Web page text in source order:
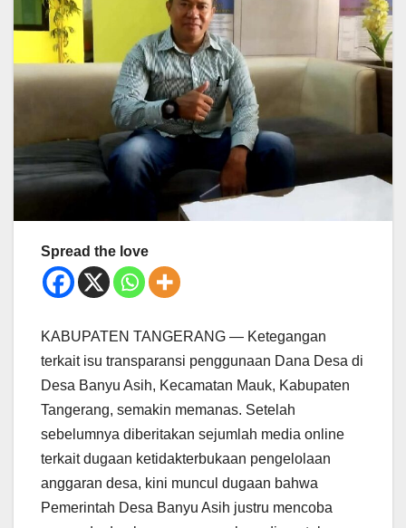
Spread the love
KABUPATEN TANGERANG — Ketegangan
terkait isu transparansi penggunaan Dana Desa di
Desa Banyu Asih, Kecamatan Mauk, Kabupaten
Tangerang, semakin memanas. Setelah
sebelumnya diberitakan sejumlah media online
terkait dugaan ketidakterbukaan pengelolaan
anggaran desa, kini muncul dugaan bahwa
Pemerintah Desa Banyu Asih justru mencoba